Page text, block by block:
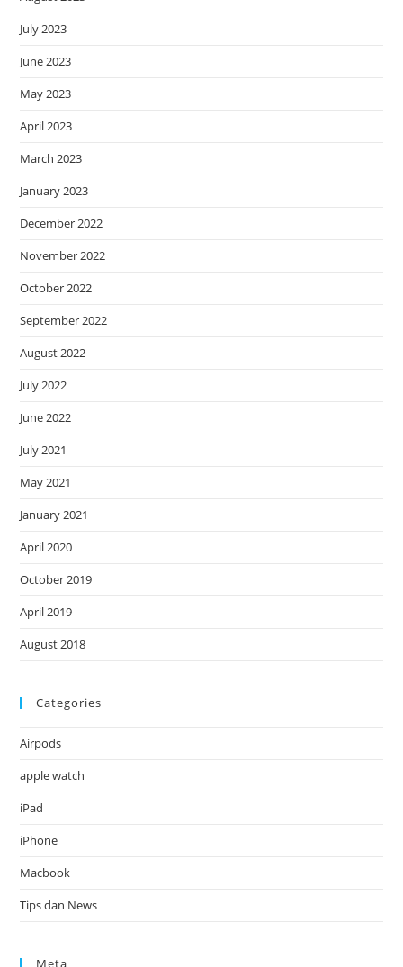
July 2023
June 2023
May 2023
April 2023
March 2023
January 2023
December 2022
November 2022
October 2022
September 2022
August 2022
July 2022
June 2022
July 2021
May 2021
January 2021
April 2020
October 2019
April 2019
August 2018
Categories
Airpods
apple watch
iPad
iPhone
Macbook
Tips dan News
Meta